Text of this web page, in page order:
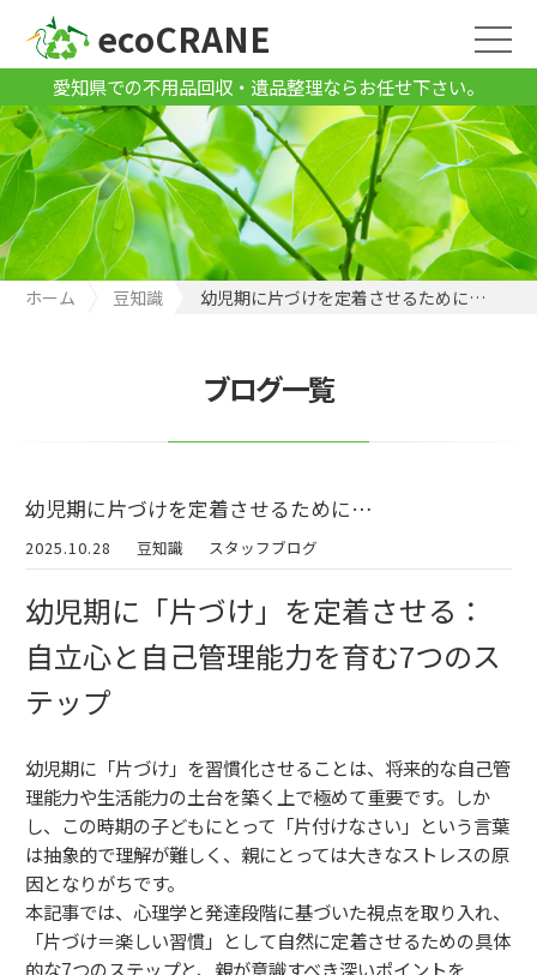
愛知県での不用品回収・遺品整理ならお任せ下さい。
ecoCRANE
ホーム 豆知識 幼児期に片づけを定着させるために…
ブログ一覧
幼児期に片づけを定着させるために…
2025.10.28 豆知識 スタッフブログ
幼児期に「片づけ」を定着させる：
自立心と自己管理能力を育む7つのス
テップ
幼児期に「片づけ」を習慣化させることは、将来的な自己管
理能力や生活能力の土台を築く上で極めて重要です。しか
し、この時期の子どもにとって「片付けなさい」という言葉
は抽象的で理解が難しく、親にとっては大きなストレスの原
因となりがちです。
本記事では、心理学と発達段階に基づいた視点を取り入れ、
「片づけ＝楽しい習慣」として自然に定着させるための具体
的な7つのステップと、親が意識すべき深いポイントを